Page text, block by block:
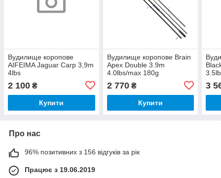
Вудилище коропове
AIFEIMA Jaguar Carp 3,9m
4lbs
2 100 ₴
Купити
Вудилище коропове Brain
Apex Double 3.9m
4.0lbs/max 180g
2 770₴
Купити
3
Про нас
96% позитивних з 156 відгуків за рік
Працює з 19.06.2019